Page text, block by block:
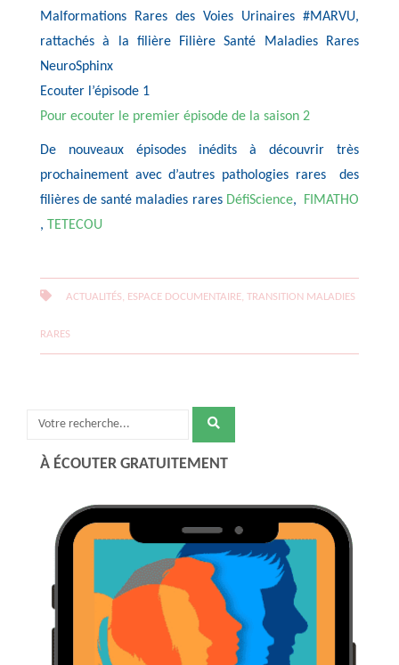
Malformations Rares des Voies Urinaires #MARVU,
rattachés à la filière Filière Santé Maladies Rares
NeuroSphinx
Ecouter l’épisode 1
Pour ecouter le premier épisode de la saison 2
De nouveaux épisodes inédits à découvrir très
prochainement avec d’autres pathologies rares des
filières de santé maladies rares DéfiScience,
FIMATHO
,
TETECOU
ACTUALITÉS, ESPACE DOCUMENTAIRE, TRANSITION MALADIES
RARES
Recherche
À ÉCOUTER GRATUITEMENT